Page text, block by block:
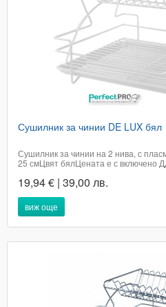
Сушилник за чинии DE LUX бял
Сушилник за чинии на 2 нива, с
25 смЦвят бялЦената е с включено
0894693235Кат.номер 2343
19,94 € | 39,00 лв.
виж още